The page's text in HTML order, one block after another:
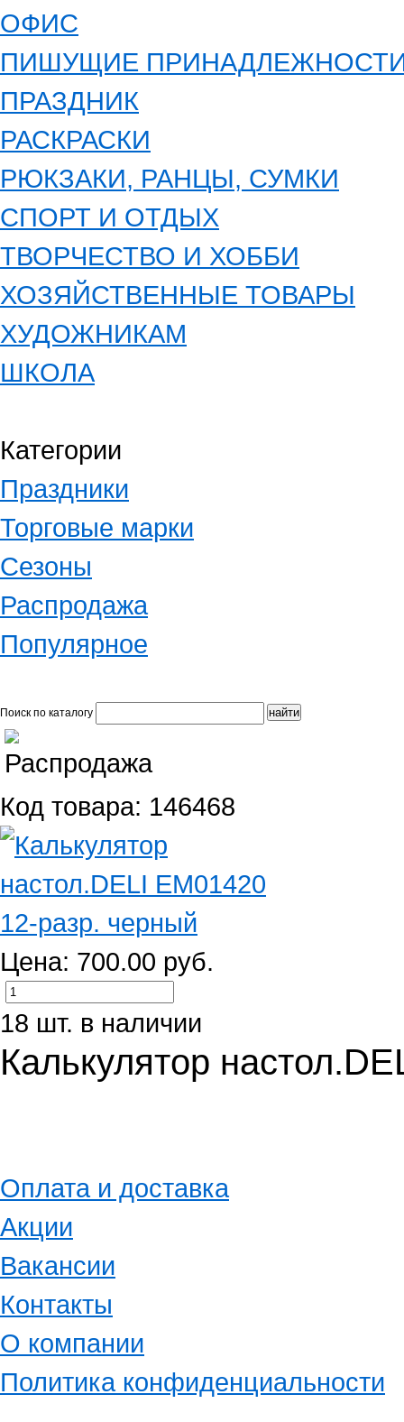
ОФИС
ПИШУЩИЕ
ПРАЗДНИК
РАСКРАСКИ
РЮКЗАКИ, РАНЦЫ, СУМКИ
СПОРТ И ОТДЫХ
ТВОРЧЕСТВО И ХОББИ
ХОЗЯЙСТВЕННЫЕ ТОВАРЫ
ХУДОЖНИКАМ
ШКОЛА
Категории
Праздники
Торговые марки
Сезоны
Распродажа
Популярное
Поиск по каталогу
Код товара: 146468
Цена: 700.00 руб.
18 шт. в наличии
Калькулятор
Оплата и доставка
Акции
Вакансии
Контакты
О компании
Политика конфиденциальности